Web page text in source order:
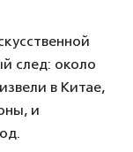
след: около
в Китае,
и